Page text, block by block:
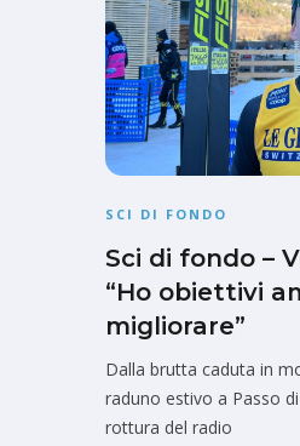
SCI DI FONDO
Sci di fondo –
“Ho obiettivi
migliorare”
Dalla brutta caduta in
raduno estivo a Passo
rottura del radio